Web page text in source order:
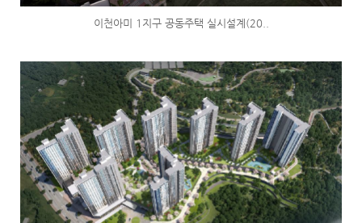
이천아미 1지구 공동주택 실시설계(20..